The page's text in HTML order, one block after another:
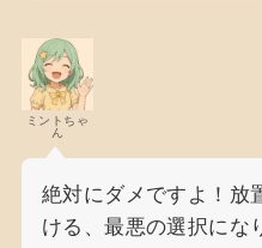
ミントちゃ
ん
絶対にダメですよ！放
ける、最悪の選択にな